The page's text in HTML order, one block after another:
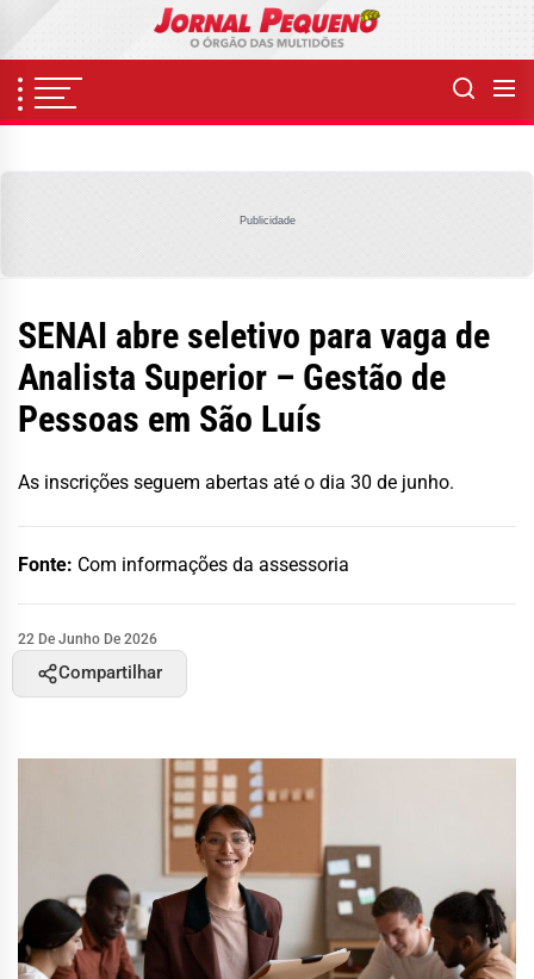
content
Publicidade
SENAI abre seletivo para vaga de
Analista Superior – Gestão de
Pessoas em São Luís
As inscrições seguem abertas até o dia 30 de junho.
Fonte: Com informações da assessoria
22 De Junho De 2026
Compartilhar